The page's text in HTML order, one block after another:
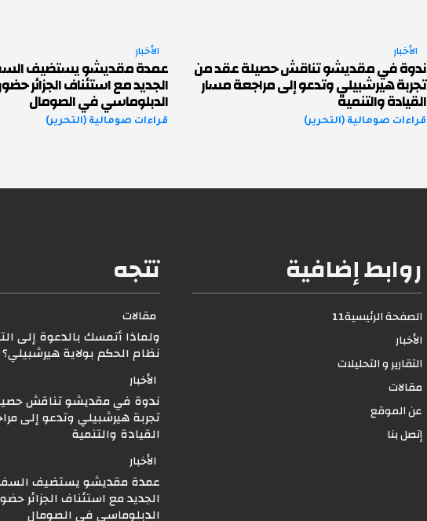
الأخبار
ندوة في مقديشو تناقش حصيلة عقد من
تجربة هيرشبيلي وتدعو إلى مراجعة مسار
القيادة والتنمية
قراءات صومالية (التحرير)
الأخبار
عمدة مقديشو يستضيف
الجديد مع استئناف الجزائر
الدبلوماسي في الصومال
قراءات صومالية (التحرير)
تتجه
مقالات
ولماذا أتمسك بالدعوة إلى
نظام الحكم بولاية هيرشبيلي؟
الأخبار
ندوة في مقديشو تناقش
تجربة هيرشبيلي وتدعو إلى
القيادة والتنمية
الأخبار
عمدة مقديشو يستضيف السفير
الجديد مع استئناف الجزائر
الدبلوماسي في الصومال
روابط إضافية
الصفحة الرئيسية11
الأخبار
التقارير و التحليلات
مقالات
عن الموقع
إتصل بنا